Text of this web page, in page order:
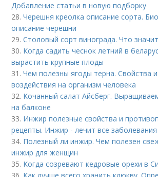
Добавление статьи в новую подборку
28.Черешня креолка описание сорта.
описание черешни
29.Столовый сорт винограда. Что
30. Когда садить чеснок летний в
вырастить крупные плоды
31.Чем полезны ягоды терна. Свойства
воздействия на организм человека
32. Кочанный салат Айсберг.
на балконе
33. Инжир полезные свойства и
рецепты. Инжир - лечит все заболевания
34. Полезный ли инжир. Чем полезен
инжир для женщин
35. Когда созревают кедровые орехи в